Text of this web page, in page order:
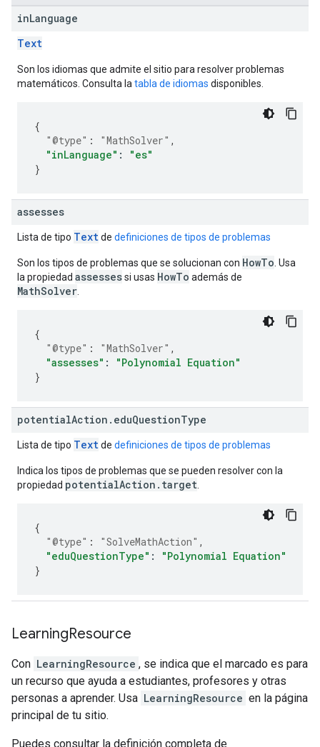
inLanguage
Text
Son los idiomas que admite el sitio para resolver problemas
matemáticos. Consulta la tabla de idiomas disponibles.
{
"@type" : "MathSolver" ,
"inLanguage" :
"es"
}
assesses
Lista de tipo Text de definiciones de tipos de problemas
Son los tipos de problemas que se solucionan con HowTo . Usa
la propiedad assessessi usas HowTo además de
MathSolver
{
"@type" : "MathSolver" ,
"assesses" :
"Polynomial Equation"
}
potentialAction . eduQuestionType
Lista de tipo Text de definiciones de tipos de problemas
Indica los tipos de problemas que se pueden resolver con la
propiedad potentialAction.target
{
"@type" : "SolveMathAction" ,
"eduQuestionType" :
"Polynomial Equation"
}
LearningResource
Con LearningResource , se indica que el marcado es para
un recurso que ayuda a estudiantes, profesores y otras
personas a aprender. Usa LearningResource en la página
principal de tu sitio.
Puedes consultar la definición completa de